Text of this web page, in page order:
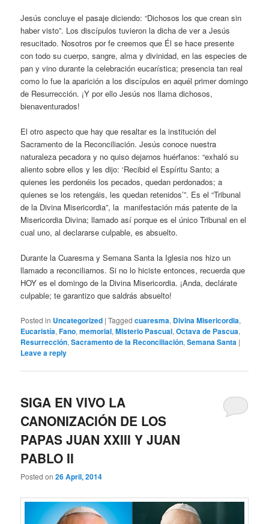
Jesús concluye el pasaje diciendo: “Dichosos los que crean sin
haber visto”. Los discípulos tuvieron la dicha de ver a Jesús
resucitado. Nosotros por fe creemos que Él se hace presente
con todo su cuerpo, sangre, alma y divinidad, en las especies de
pan y vino durante la celebración eucarística; presencia tan real
como lo fue la aparición a los discípulos en aquél primer domingo
de Resurrección. ¡Y por ello Jesús nos llama dichosos,
bienaventurados!
El otro aspecto que hay que resaltar es la institución del
Sacramento de la Reconciliación. Jesús conoce nuestra
naturaleza pecadora y no quiso dejarnos huérfanos: “exhaló su
aliento sobre ellos y les dijo: ‘Recibid el Espíritu Santo; a
quienes les perdonéis los pecados, quedan perdonados; a
quienes se los retengáis, les quedan retenidos’”. Es el “Tribunal
de la Divina Misericordia”, la manifestación más patente de la
Misericordia Divina; llamado así porque es el único Tribunal en el
cual uno, al declararse culpable, es absuelto.
Durante la Cuaresma y Semana Santa la Iglesia nos hizo un
llamado a reconciliarnos. Si no lo hiciste entonces, recuerda que
HOY es el domingo de la Divina Misericordia. ¡Anda, declárate
culpable; te garantizo que saldrás absuelto!
Posted in Uncategorized |Tagged cuaresma, Divina Misericordia,
Eucaristía,Fano,memorial,Misterio Pascual,Octava de Pascua,
Resurrección,Sacramento de la Reconciliación,Semana Santa |
Leave a reply
SIGA EN VIVO LA
CANONIZACIÓN DE LOS
PAPAS JUAN XXIII Y JUAN
PABLO II
Posted on26 April, 2014